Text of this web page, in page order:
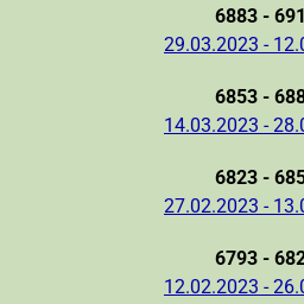
6883 -
29.03.2023 -
6853 -
14.03.2023 -
6823 -
27.02.2023 -
6793 -
12.02.2023 -